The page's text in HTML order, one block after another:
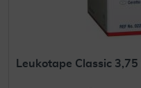
Leukotape Classic